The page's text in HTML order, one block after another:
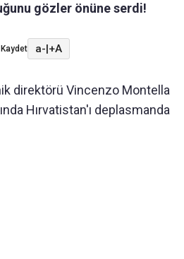
gözler önüne serdi!
Kaydet a-|+A
direktörü Vincenzo Montella
Hırvatistan'ı deplasmanda